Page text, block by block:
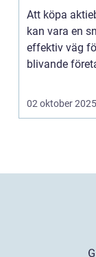
Att köpa
kan vara en
effektiv väg
blivande
02 oktober 2025